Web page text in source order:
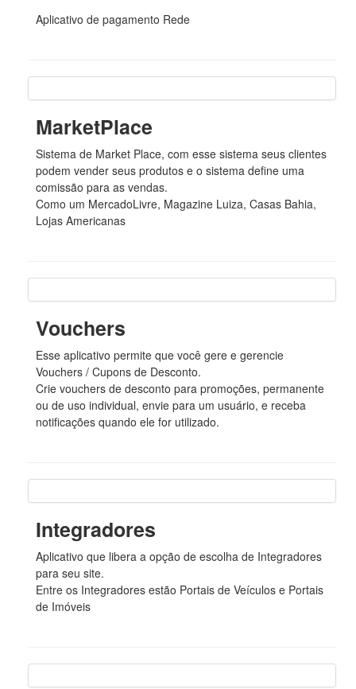
Aplicativo de pagamento Rede
MarketPlace
Sistema de Market Place, com esse sistema seus clientes
podem vender seus produtos e o sistema define uma
comissão para as vendas.
Como um MercadoLivre, Magazine Luiza, Casas Bahia,
Lojas Americanas
Vouchers
Esse aplicativo permite que você gere e gerencie
Vouchers / Cupons de Desconto.
Crie vouchers de desconto para promoções, permanente
ou de uso individual, envie para um usuário, e receba
notificações quando ele for utilizado.
Integradores
Aplicativo que libera a opção de escolha de Integradores
para seu site.
Entre os Integradores estão Portais de Veículos e Portais
de Imóveis